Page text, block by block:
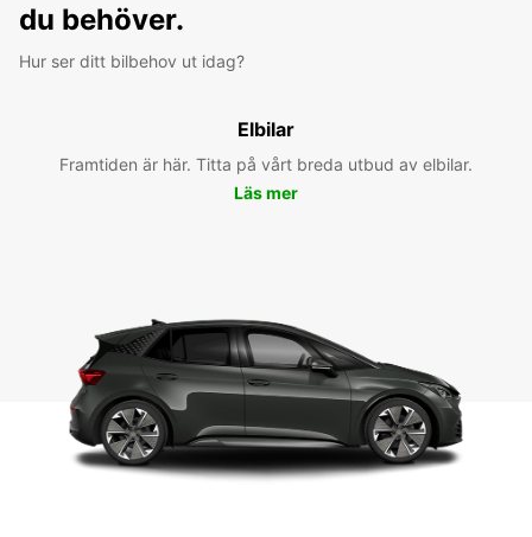
du behöver.
Hur ser ditt bilbehov ut idag?
Elbilar
Framtiden är här. Titta på vårt breda utbud av elbilar.
Läs mer